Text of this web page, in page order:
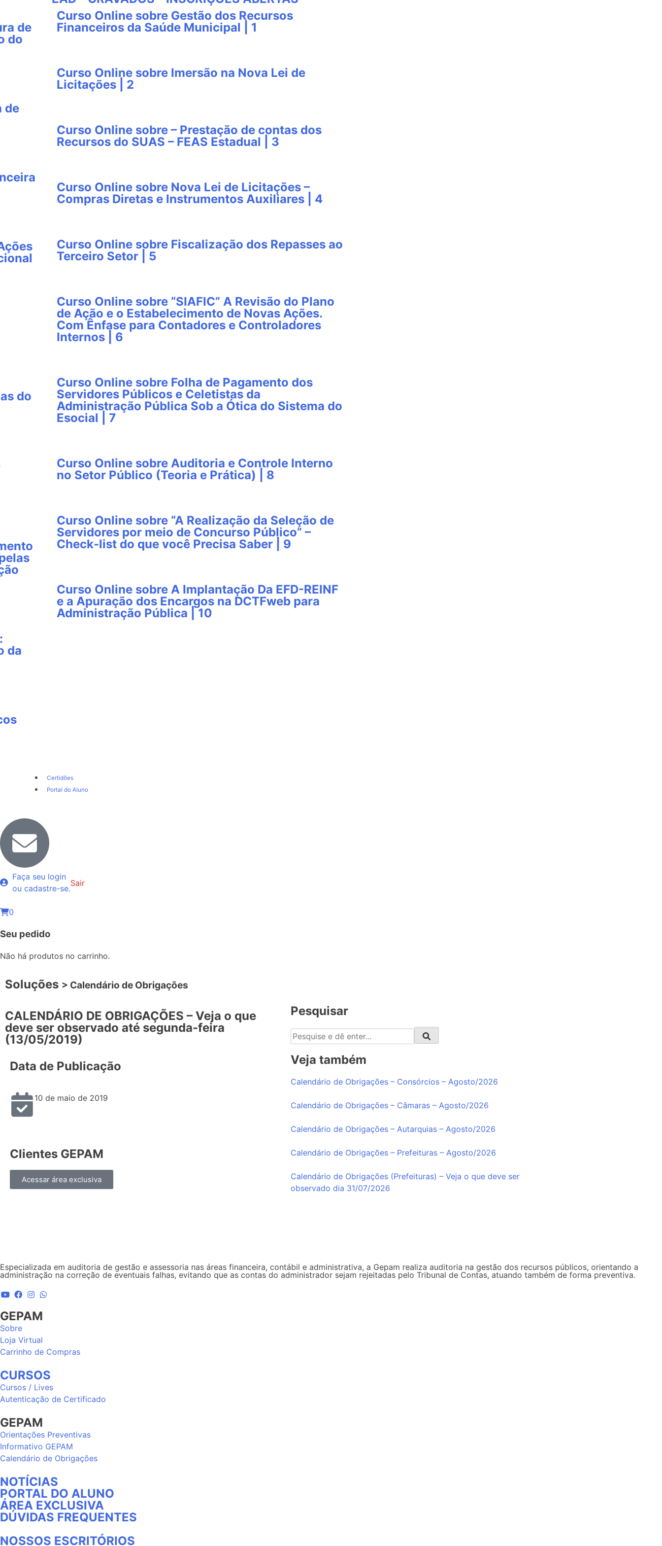
de
do
de
do
da
Curso Online sobre Gestão dos Recursos
Financeiros da Saúde Municipal | 1
Curso Online sobre Imersão na Nova Lei de
Licitações | 2
Curso Online sobre – Prestação de contas dos
Recursos do SUAS – FEAS Estadual | 3
Curso Online sobre Nova Lei de Licitações –
Compras Diretas e Instrumentos Auxiliares | 4
Curso Online sobre Fiscalização dos Repasses ao
Terceiro Setor | 5
Curso Online sobre “SIAFIC” A Revisão do Plano
de Ação e o Estabelecimento de Novas Ações.
Com Ênfase para Contadores e Controladores
Internos | 6
Curso Online sobre Folha de Pagamento dos
Servidores Públicos e Celetistas da
Administração Pública Sob a Ótica do Sistema do
Esocial | 7
Curso Online sobre Auditoria e Controle Interno
no Setor Público (Teoria e Prática) | 8
Curso Online sobre “A Realização da Seleção de
Servidores por meio de Concurso Público” –
Check-list do que você Precisa Saber | 9
Curso Online sobre A Implantação Da EFD-REINF
e a Apuração dos Encargos na DCTFweb para
Administração Pública | 10
Certidões
Portal do Aluno
Faça seu login
ou cadastre-se.
Sair
0
Seu pedido
Não há produtos no carrinho.
Soluções > Calendário de Obrigações
CALENDÁRIO DE OBRIGAÇÕES – Veja o que
deve ser observado até segunda-feira
(13/05/2019)
Data de Publicação
10 de maio de 2019
Clientes GEPAM
Acessar área exclusiva
Pesquisar
Veja também
Calendário de Obrigações – Consórcios – Agosto/2026
Calendário de Obrigações – Câmaras – Agosto/2026
Calendário de Obrigações – Autarquias – Agosto/2026
Calendário de Obrigações – Prefeituras – Agosto/2026
Calendário de Obrigações (Prefeituras) – Veja o que deve ser
observado dia 31/07/2026
Especializada em auditoria de gestão e assessoria nas áreas financeira, contábil e administrativa, a Gepam realiza auditoria na gestão dos recursos públicos, orientando a
administração na correção de eventuais falhas, evitando que as contas do administrador sejam rejeitadas pelo Tribunal de Contas, atuando também de forma preventiva.
GEPAM
Sobre
Loja Virtual
Carrinho de Compras
CURSOS
Cursos / Lives
Autenticação de Certificado
GEPAM
Orientações Preventivas
Informativo GEPAM
Calendário de Obrigações
NOTÍCIAS
PORTAL DO ALUNO
ÁREA EXCLUSIVA
DÚVIDAS FREQUENTES
NOSSOS ESCRITÓRIOS